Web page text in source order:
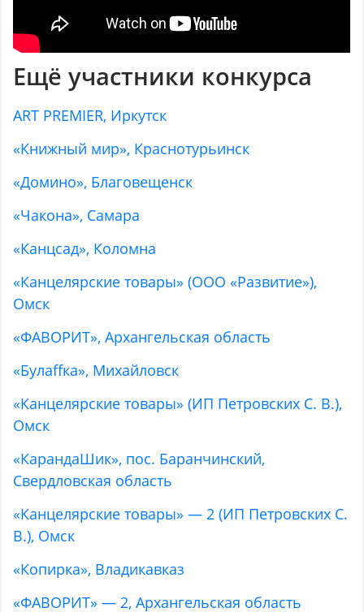
Ещё участники конкурса
ART PREMIER, Иркутск
«Книжный мир», Краснотурьинск
«Домино», Благовещенск
«Чакона», Самара
«Канцсад», Коломна
«Канцелярские товары» (ООО «Развитие»),
Омск
«ФАВОРИТ», Архангельская область
«Булаffка», Михайловск
«Канцелярские товары» (ИП Петровских С. В.),
Омск
«КарандаШик», пос. Баранчинский,
Свердловская область
«Канцелярские товары» — 2 (ИП Петровских С.
В.), Омск
«Копирка», Владикавказ
«ФАВОРИТ» — 2, Архангельская область